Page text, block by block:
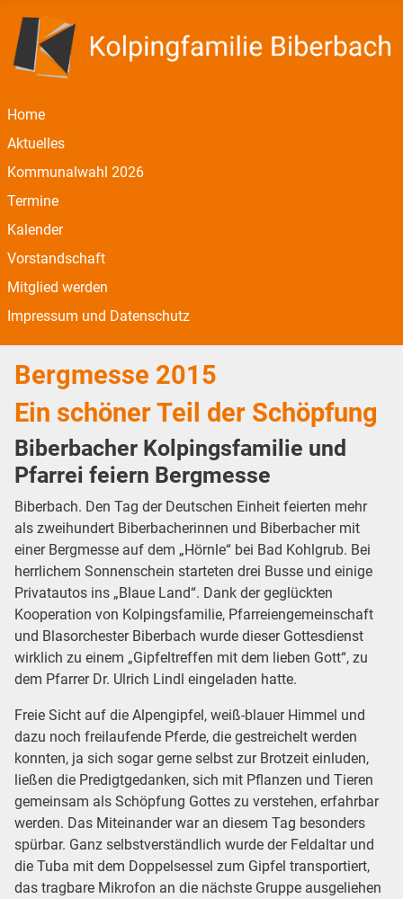
Home
Aktuelles
Kommunalwahl 2026
Termine
Kalender
Vorstandschaft
Mitglied werden
Impressum und Datenschutz
Bergmesse 2015
Ein schöner Teil der Schöpfung
Biberbacher Kolpingsfamilie und
Pfarrei feiern Bergmesse
Biberbach. Den Tag der Deutschen Einheit feierten mehr
als zweihundert Biberbacherinnen und Biberbacher mit
einer Bergmesse auf dem „Hörnle“ bei Bad Kohlgrub. Bei
herrlichem Sonnenschein starteten drei Busse und einige
Privatautos ins „Blaue Land“. Dank der geglückten
Kooperation von Kolpingsfamilie, Pfarreiengemeinschaft
und Blasorchester Biberbach wurde dieser Gottesdienst
wirklich zu einem „Gipfeltreffen mit dem lieben Gott“, zu
dem Pfarrer Dr. Ulrich Lindl eingeladen hatte.
Freie Sicht auf die Alpengipfel, weiß-blauer Himmel und
dazu noch freilaufende Pferde, die gestreichelt werden
konnten, ja sich sogar gerne selbst zur Brotzeit einluden,
ließen die Predigtgedanken, sich mit Pflanzen und Tieren
gemeinsam als Schöpfung Gottes zu verstehen, erfahrbar
werden. Das Miteinander war an diesem Tag besonders
spürbar. Ganz selbstverständlich wurde der Feldaltar und
die Tuba mit dem Doppelsessel zum Gipfel transportiert,
das tragbare Mikrofon an die nächste Gruppe ausgeliehen